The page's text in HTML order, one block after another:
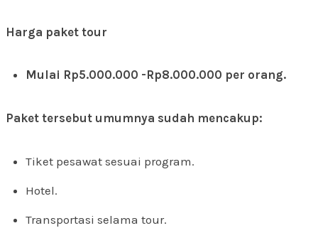
Harga paket tour
Mulai Rp5.000.000 -Rp8.000.000 per orang.
Paket tersebut umumnya sudah mencakup:
Tiket pesawat sesuai program.
Hotel.
Transportasi selama tour.